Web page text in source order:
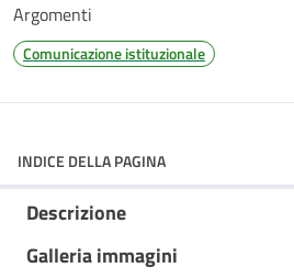
Argomenti
Comunicazione istituzionale
INDICE DELLA PAGINA
Descrizione
Galleria immagini